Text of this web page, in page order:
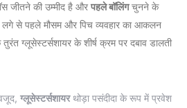
जीतने की उम्मीद है और पहले बॉलिंगचुनने के
लगे से पहले मौसम और पिच व्यवहार का आकलन
ग्लूसेस्टर्सशायर के शीर्ष क्रम पर दबाव डालती
ग्लूसेस्टर्सशायरथोड़ा पसंदीदा के रूप में प्रवेश